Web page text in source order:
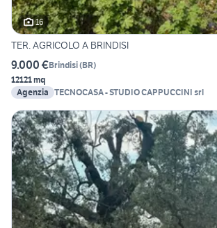
16
TER. AGRICOLO A BRINDISI
9.000 €Brindisi(BR)
12121 mq
Agenzia TECNOCASA - STUDIO CAPPUCCINI srl